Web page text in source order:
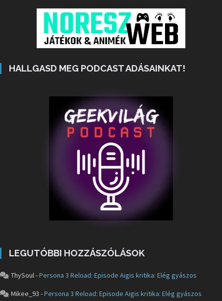
HALLGASD MEG PODCAST ADÁSAINKAT!
LEGUTÓBBI HOZZÁSZÓLÁSOK
ThySoul-Persona 3 Reload: Episode Aigis kritika: Elég gyászos
Mikee_93 -Persona 3 Reload: Episode Aigis kritika: Elég gyászos